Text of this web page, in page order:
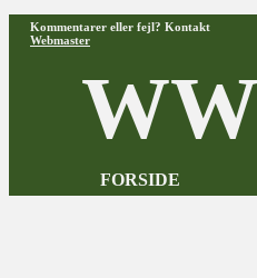
Kommentarer eller fejl? Kontakt
Webmaster
FORSIDE